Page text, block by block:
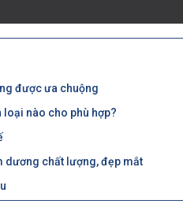
được ưa chuộng
loại nào cho phù hợp?
dương chất lượng, đẹp mắt